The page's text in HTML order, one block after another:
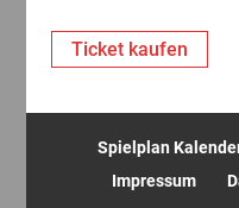
Ticket kaufen
Spielplan
Impressum